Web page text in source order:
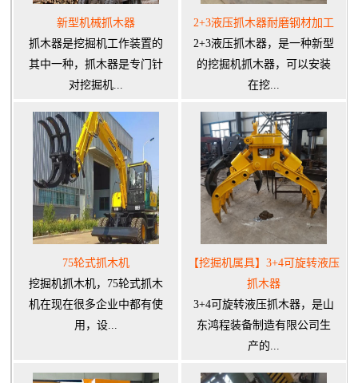
新型机械抓木器
抓木器是挖掘机工作装置的
其中一种，抓木器是专门针
对挖掘机...
2+3液压抓木器耐磨钢材加工
2+3液压抓木器，是一种新型
的挖掘机抓木器，可以安装
在挖...
75轮式抓木机
挖掘机抓木机，75轮式抓木
机在现在很多企业中都有使
用，设...
【挖掘机属具】3+4可旋转液压
抓木器
3+4可旋转液压抓木器，是山
东鸿程装备制造有限公司生
产的...